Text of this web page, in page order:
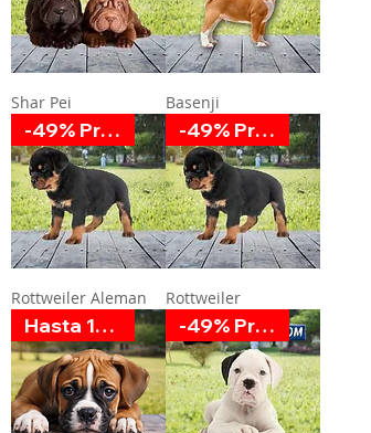
Shar Pei Basenji
-49% Promoción
Rottweiler Aleman
-49% Promoción
Rottweiler
Hasta 12 MSI -49% Promoción